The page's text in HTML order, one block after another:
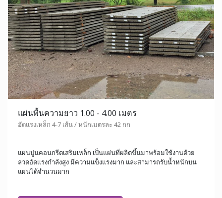
แผ่นพื้นความยาว 1.00 - 4.00 เมตร
อัดแรงเหล็ก 4-7 เส้น / หนักเมตรละ 42 กก
แผ่นปูนคอนกรีตเสริมเหล็ก เป็นแผ่นที่ผลิตขึ้นมาพร้อมใช้งานด้วย
ลวดอัดแรงกำลังสูง มีความแข็งแรงมาก และสามารถรับน้ำหนักบน
แผ่นได้จำนวนมาก